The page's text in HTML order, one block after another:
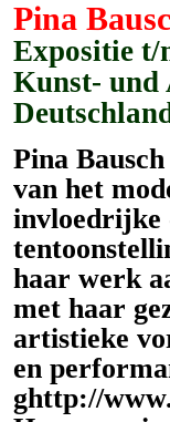
Pina
Expositie t/
Kunst- und
Pina
van het
invloedrijke
haar werk
met haar
artistieke
en
ghttp://